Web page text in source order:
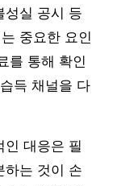
성실 공시 등
중요한 요인
를 통해 확인
득 채널을 다
인 대응은 필
하는 것이 손